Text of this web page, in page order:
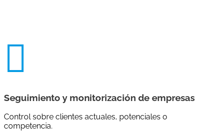

Seguimiento y monitorización de empresas
Control sobre clientes actuales, potenciales o
competencia.